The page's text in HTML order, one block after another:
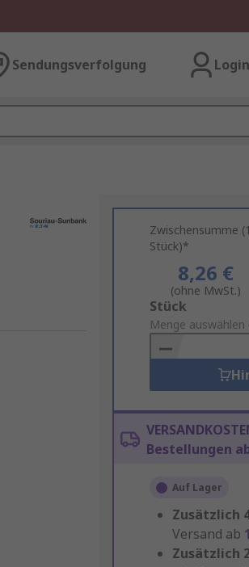
Sendungsverfolgung
Zwischensumme
Stück)*
8,26 €
(ohne MwSt.)
Add
to
Basket
Stück
Menge
Bestellungen
Auf Lager
Zusätzlich
Versand ab
Zusätzlich